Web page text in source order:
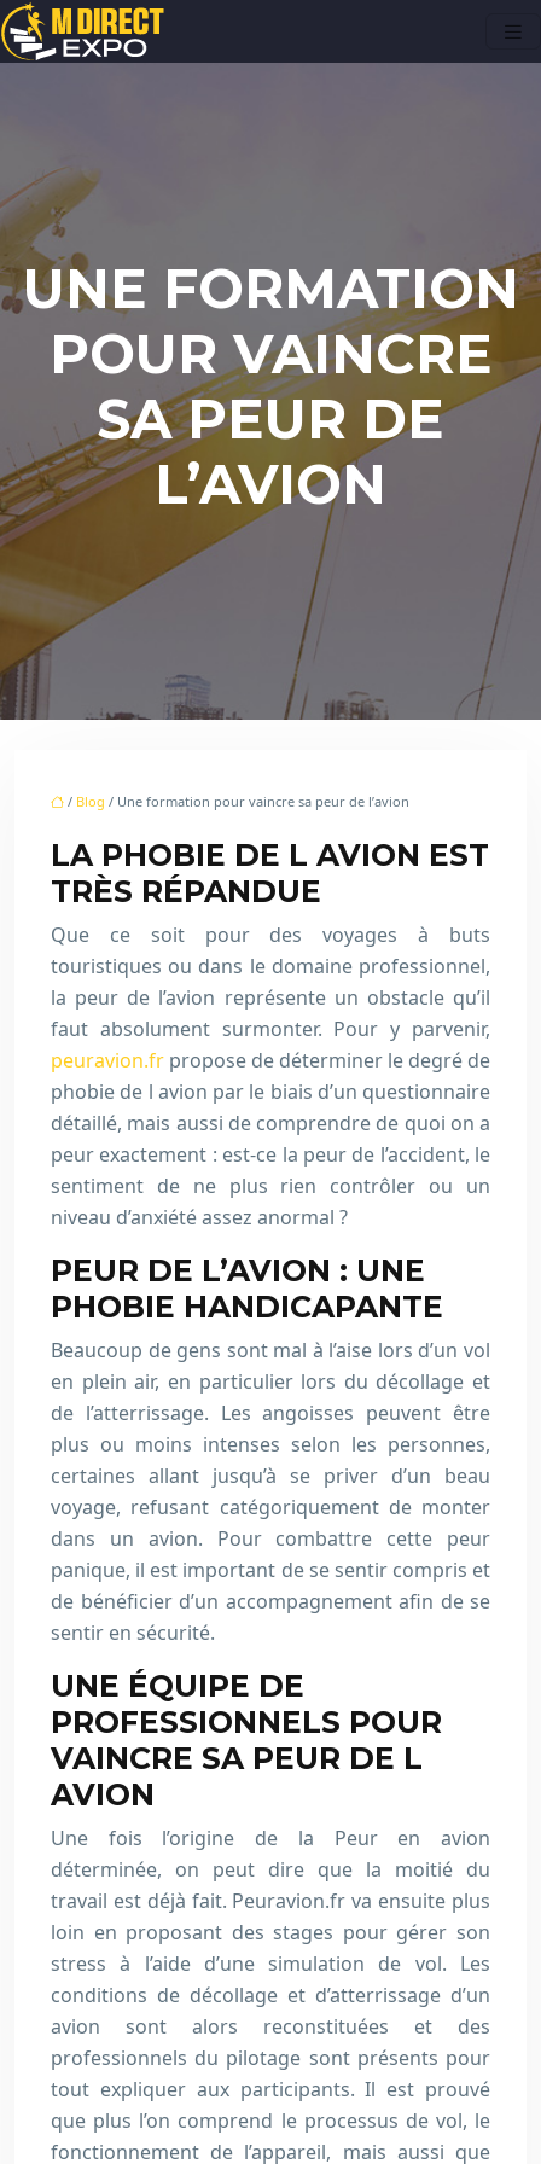
UNE FORMATION
POUR VAINCRE
SA PEUR DE
L’AVION
/ Blog / Une formation pour vaincre sa peur de l’avion
LA PHOBIE DE L AVION EST
TRÈS RÉPANDUE
Que ce soit pour des voyages à buts
touristiques ou dans le domaine professionnel,
la peur de l’avion représente un obstacle qu’il
faut absolument surmonter. Pour y parvenir,
peuravion.fr propose de déterminer le degré de
phobie de l avion par le biais d’un questionnaire
détaillé, mais aussi de comprendre de quoi on a
peur exactement : est-ce la peur de l’accident, le
sentiment de ne plus rien contrôler ou un
niveau d’anxiété assez anormal ?
PEUR DE L’AVION : UNE
PHOBIE HANDICAPANTE
Beaucoup de gens sont mal à l’aise lors d’un vol
en plein air, en particulier lors du décollage et
de l’atterrissage. Les angoisses peuvent être
plus ou moins intenses selon les personnes,
certaines allant jusqu’à se priver d’un beau
voyage, refusant catégoriquement de monter
dans un avion. Pour combattre cette peur
panique, il est important de se sentir compris et
de bénéficier d’un accompagnement afin de se
sentir en sécurité.
UNE ÉQUIPE DE
PROFESSIONNELS POUR
VAINCRE SA PEUR DE L
AVION
Une fois l’origine de la Peur en avion
déterminée, on peut dire que la moitié du
travail est déjà fait. Peuravion.fr va ensuite plus
loin en proposant des stages pour gérer son
stress à l’aide d’une simulation de vol. Les
conditions de décollage et d’atterrissage d’un
avion sont alors reconstituées et des
professionnels du pilotage sont présents pour
tout expliquer aux participants. Il est prouvé
que plus l’on comprend le processus de vol, le
fonctionnement de l’appareil, mais aussi que